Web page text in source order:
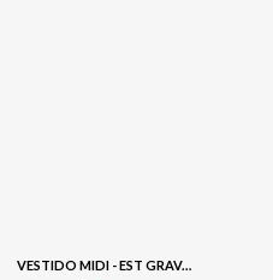
VESTIDO MIDI - EST GRAVATARIA TRIGO